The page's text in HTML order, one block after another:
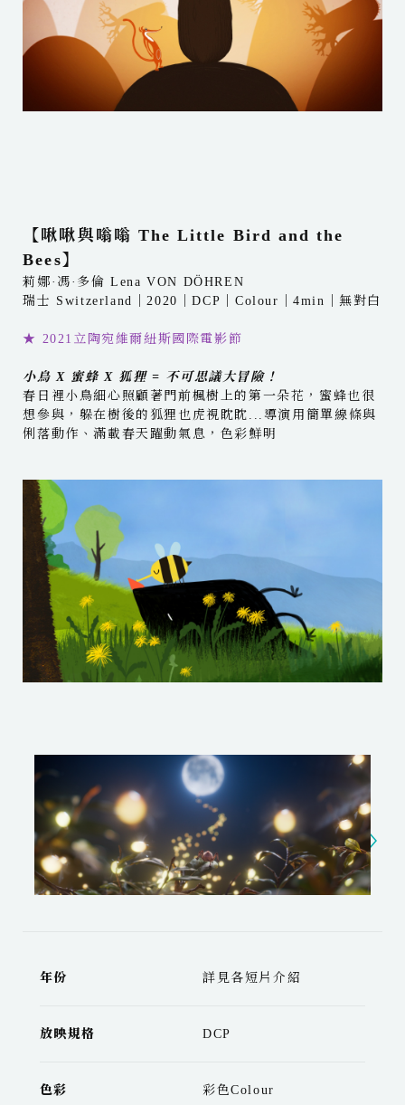
【啾啾與嗡嗡 The Little Bird and the
Bees】
莉娜·馮·多倫 Lena VON DÖHREN
瑞士 Switzerland｜2020｜DCP｜Colour｜4min｜無對白
★ 2021立陶宛維爾紐斯國際電影節
小鳥 X 蜜蜂 X 狐狸 = 不可思議大冒險！
春日裡小鳥細心照顧著門前楓樹上的第一朵花，蜜蜂也很
想參與，躲在樹後的狐狸也虎視眈眈...導演用簡單線條與
俐落動作、滿載春天躍動氣息，色彩鮮明
年份 詳見各短片介紹
放映規格 DCP
色彩 彩色Colour